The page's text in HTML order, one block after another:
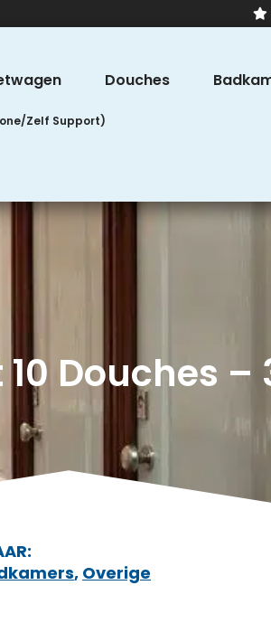
Douches
Douches –
, Overige